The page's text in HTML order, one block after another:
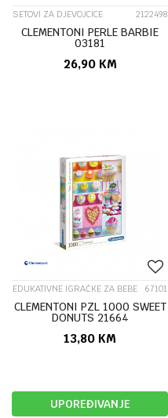
SETOVI ZA DJEVOJCICE 2122498
CLEMENTONI PERLE BARBIE
03181
26,90 KM
EDUKATIVNE IGRAČKE ZA BEBE 67101
CLEMENTONI PZL 1000 SWEET
DONUTS 21664
13,80 KM
UPOREĐIVANJE